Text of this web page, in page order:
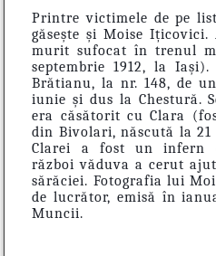
Printre victimele de pe
găsește și Moise
murit sufocat în trenul
septembrie 1912, la
Brătianu, la nr. 148, de
iunie și dus la Chestură.
era căsătorit cu Clara
din Bivolari, născută la 21
Clarei a fost un infern
război văduva a cerut
sărăciei. Fotografia lui
de lucrător, emisă în
Muncii.